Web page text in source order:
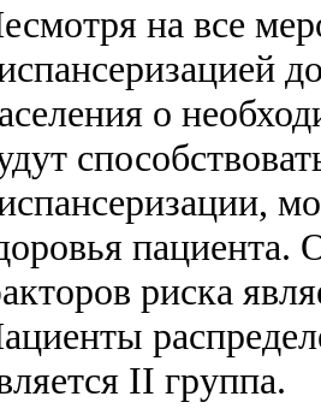
на все
о
риска
II группа.